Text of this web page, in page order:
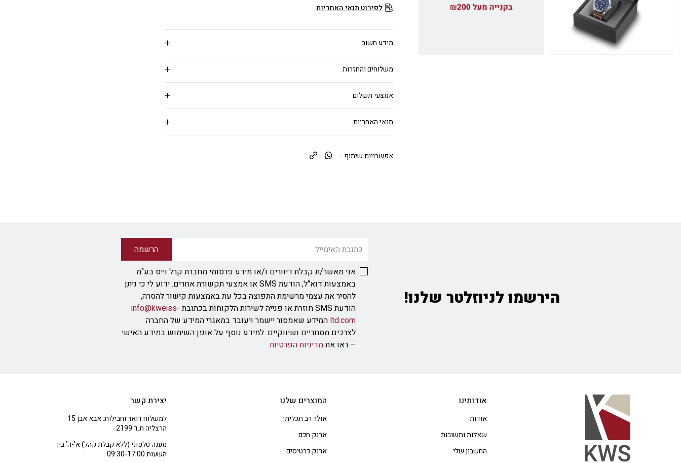
לפירוט תנאי האחריות
מידע חשוב
משלוחים והחזרות
אמצעי תשלום
תנאי האחריות
אפשרויות שיתוף -
הירשמו לניוזלטר שלנו!
הרשמה
אני מאשר/ת קבלת דיוורים ו/או מידע פרסומי מחברת קרל וייס בע"מ
באמצעות דוא"ל, הודעת SMS או אמצעי תקשורת אחרים. ידוע לי כי ניתן
להסיר את עצמי מרשימת התפוצה בכל עת באמצעות קישור להסרה,
הודעת SMS חוזרת או פנייה לשירות הלקוחות בכתובת
info@kweiss-
ltd.com המידע שאמסור יישמר ויעובד במאגרי המידע של החברה
לצרכים מסחריים ושיווקיים. למידע נוסף על אופן השימוש במידע האישי
– ראו אתמדיניות הפרטיות.
אודותינו
אודות
שאלות ותשובות
החשבון שלי
המוצרים שלנו
אולר רב תכליתי
ארנק חכם
ארנק כרטיסים
יצירת קשר
למשלוח דואר וחבילות: אבא אבן 15
הרצליה ת.ד 2199
מענה טלפוני (ללא קבלת קהל) א’-ה’ בין
השעות 09:30-17:00